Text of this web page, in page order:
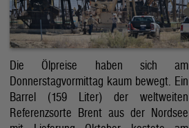
Die Ölpreise haben sich am
Donnerstagvormittag kaum bewegt. Ein
Barrel (159 Liter) der weltweiten
Referenzsorte Brent aus der Nordsee